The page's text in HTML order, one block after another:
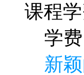
课程
学
新